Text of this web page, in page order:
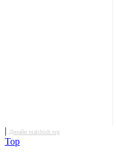
| Дизайн malchish.org
Top